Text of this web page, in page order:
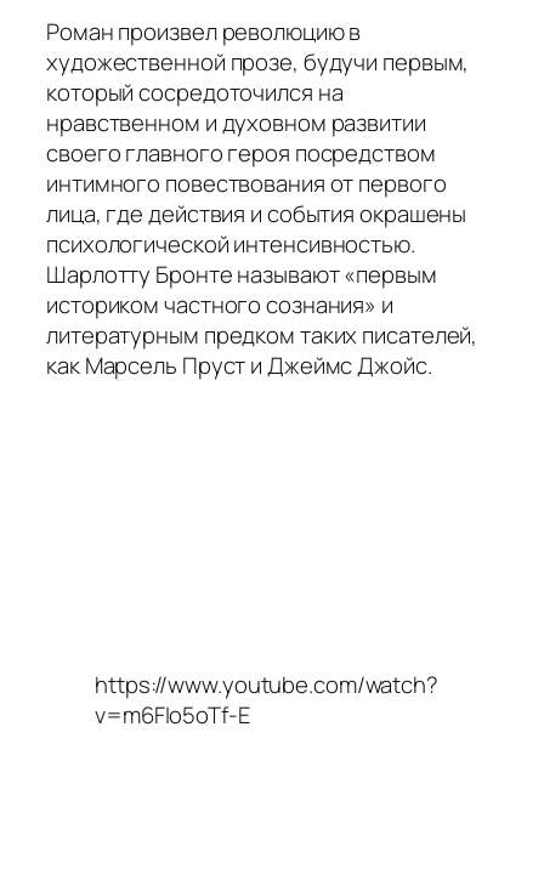
Роман произвел революцию в
художественной прозе, будучи первым,
который сосредоточился на
нравственном и духовном развитии
своего главного героя посредством
интимного повествования от первого
лица, где действия и события окрашены
психологической интенсивностью.
Шарлотту Бронте называют «первым
историком частного сознания» и
литературным предком таких писателей,
как Марсель Пруст и Джеймс Джойс.
https://www.youtube.com/watch?
v=m6FIo5oTf-E